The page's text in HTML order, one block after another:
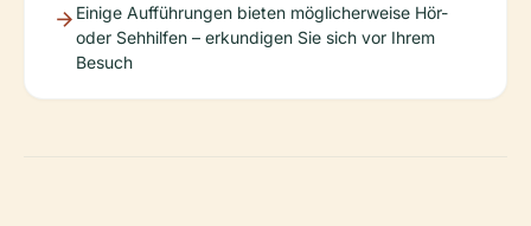
Einige Aufführungen bieten möglicherweise Hör-
oder Sehhilfen – erkundigen Sie sich vor Ihrem
Besuch